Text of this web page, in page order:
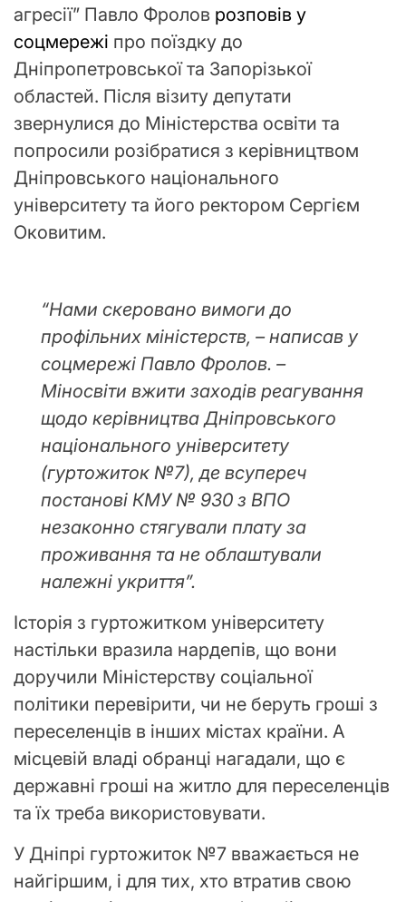
агресії” Павло Фролов розповів у
соцмережі про поїздку до
Дніпропетровської та Запорізької
областей. Після візиту депутати
звернулися до Міністерства освіти та
попросили розібратися з керівництвом
Дніпровського національного
університету та його ректором Сергієм
Оковитим.
“Нами скеровано вимоги до
профільних міністерств, – написав у
соцмережі Павло Фролов. –
Міносвіти вжити заходів реагування
щодо керівництва Дніпровського
національного університету
(гуртожиток №7), де всупереч
постанові КМУ № 930 з ВПО
незаконно стягували плату за
проживання та не облаштували
належні укриття”.
Історія з гуртожитком університету
настільки вразила нардепів, що вони
доручили Міністерству соціальної
політики перевірити, чи не беруть гроші з
переселенців в інших містах країни. А
місцевій владі обранці нагадали, що є
державні гроші на житло для переселенців
та їх треба використовувати.
У Дніпрі гуртожиток №7 вважається не
найгіршим, і для тих, хто втратив свою